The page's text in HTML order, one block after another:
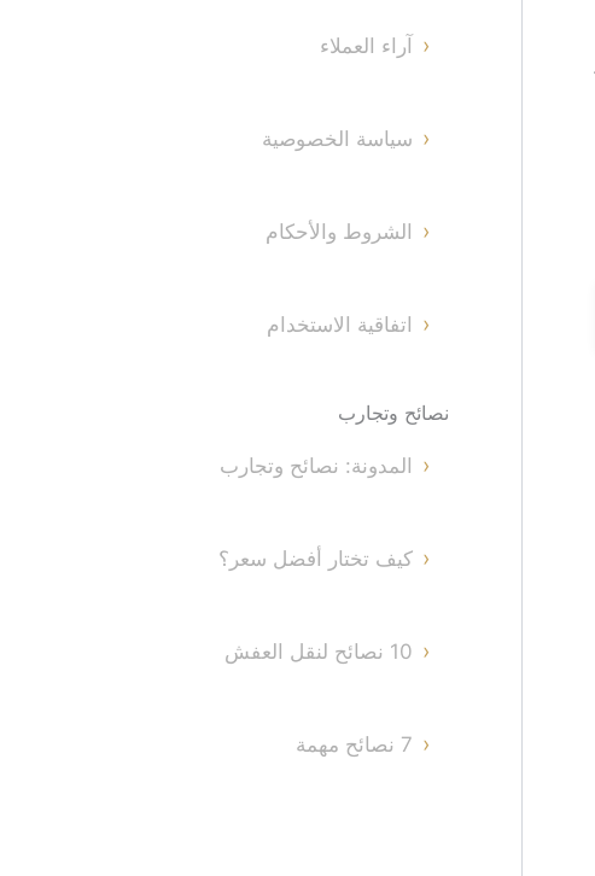
آراء العملاء
سياسة الخصوصية
الشروط والأحكام
اتفاقية الاستخدام
نصائح وتجارب
المدونة: نصائح وتجارب
كيف تختار أفضل سعر؟
10 نصائح لنقل العفش
7 نصائح مهمة